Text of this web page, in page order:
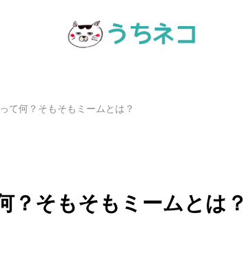
て何？そもそもミームとは？
？そもそもミームとは？